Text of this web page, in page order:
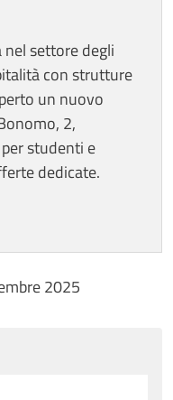
settore degli
con strutture
un nuovo
2,
studenti e
dedicate.
2025